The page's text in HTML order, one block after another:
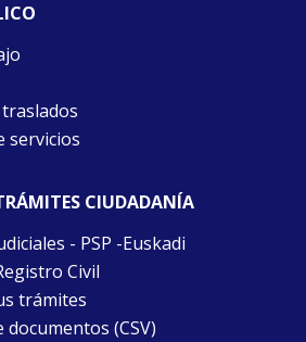
servicios
CIUDADANÍA
- PSP -Euskadi
Civil
trámites
documentos (CSV)